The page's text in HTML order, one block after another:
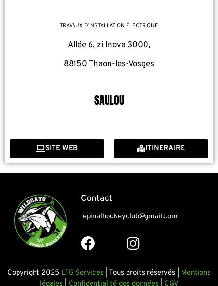
TRAVAUX D’INSTALLATION ÉLECTRIQUE
Allée 6, zi Inova 3000,
88150 Thaon-les-Vosges
SAULOU
ITINERAIRE
SITE WEB
Contact
epinalhockeyclub@gmail.com
Copyright 2025 LTG Services | Tous droits réservés | Mentions
légales
Confidentialité des données CGV